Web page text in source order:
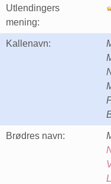
Utlendingers
mening:
Kallenavn:
Brødres navn: